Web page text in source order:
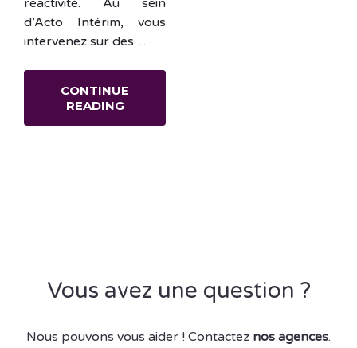
réactivité. Au sein
d’Acto Intérim, vous
intervenez sur des…
CONTINUE
READING
Vous avez une question ?
Nous pouvons vous aider ! Contactez nos agences.